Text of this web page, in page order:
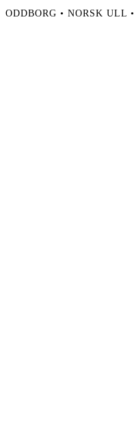
ODDBORG • NORSK ULL